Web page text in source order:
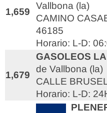
1,659
Vallbona (la)
CAMINO
46185
Horario: L-D:
1,679
GASOLEOS
de Vallbona (la)
CALLE
Horario: L-D: